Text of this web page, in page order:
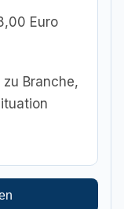
Euro
Branche,